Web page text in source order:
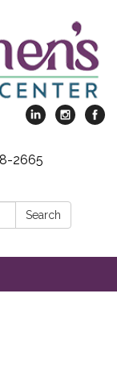
2665
Search